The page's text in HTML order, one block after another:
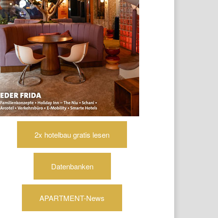
2x hotelbau gratis lesen
Datenbanken
APARTMENT-News